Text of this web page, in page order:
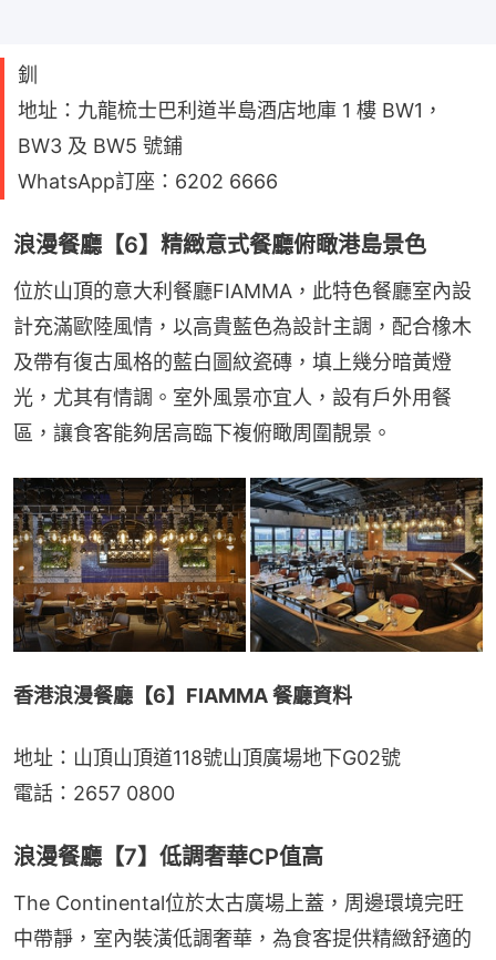
釧
地址：九龍梳士巴利道半島酒店地庫 1 樓 BW1，
BW3 及 BW5 號鋪
WhatsApp訂座：6202 6666
浪漫餐廳【6】精緻意式餐廳俯瞰港島景色
位於山頂的意大利餐廳FIAMMA，此特色餐廳室內設
計充滿歐陸風情，以高貴藍色為設計主調，配合橡木
及帶有復古風格的藍白圖紋瓷磚，填上幾分暗黃燈
光，尤其有情調。室外風景亦宜人，設有戶外用餐
區，讓食客能夠居高臨下複俯瞰周圍靚景。
香港浪漫餐廳【6】FIAMMA 餐廳資料
地址：山頂山頂道118號山頂廣場地下G02號
電話：2657 0800
浪漫餐廳【7】低調奢華CP值高
The Continental位於太古廣場上蓋，周邊環境完旺
中帶靜，室內裝潢低調奢華，為食客提供精緻舒適的